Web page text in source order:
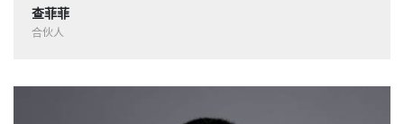
查菲菲
合伙人